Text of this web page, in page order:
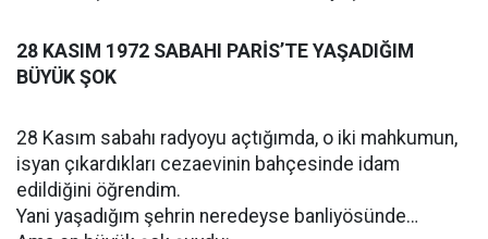
28 KASIM 1972 SABAHI PARİS’TE YAŞADIĞIM
BÜYÜK ŞOK
28 Kasım sabahı radyoyu açtığımda, o iki mahkumun,
isyan çıkardıkları cezaevinin bahçesinde idam
edildiğini öğrendim.
Yani yaşadığım şehrin neredeyse banliyösünde…